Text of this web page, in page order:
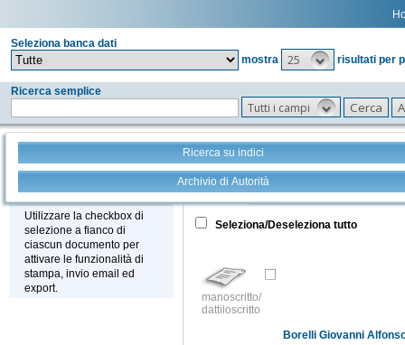
Seleziona banca dati
mostra
25 risultati per
Ricerca semplice
Tutti i campi
Ricerca su indici
Archivio di Autorità
Stampa - Email - Export
Utilizzare la checkbox di
selezione a fianco di
ciascun documento per
attivare le funzionalità di
stampa, invio email ed
export.
Tutto +
Seleziona/Deseleziona tutto
manoscritto/
dattiloscritto
Borelli Giovanni